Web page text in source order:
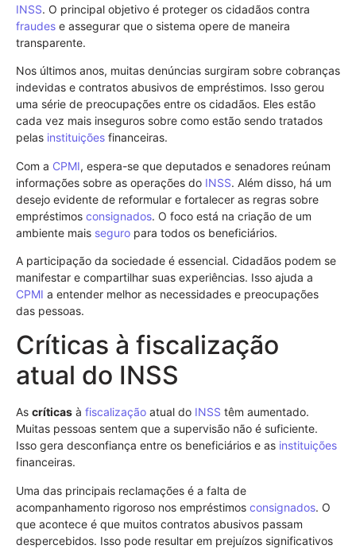
INSS. O principal objetivo é proteger os cidadãos contra
fraudes e assegurar que o sistema opere de maneira
transparente.
Nos últimos anos, muitas denúncias surgiram sobre cobranças
indevidas e contratos abusivos de empréstimos. Isso gerou
uma série de preocupações entre os cidadãos. Eles estão
cada vez mais inseguros sobre como estão sendo tratados
pelas instituições financeiras.
Com a CPMI, espera-se que deputados e senadores reúnam
informações sobre as operações do INSS. Além disso, há um
desejo evidente de reformular e fortalecer as regras sobre
empréstimos consignados. O foco está na criação de um
ambiente mais seguro para todos os beneficiários.
A participação da sociedade é essencial. Cidadãos podem se
manifestar e compartilhar suas experiências. Isso ajuda a
CPMI a entender melhor as necessidades e preocupações
das pessoas.
Críticas à fiscalização
atual do INSS
As críticas à fiscalização atual do INSS têm aumentado.
Muitas pessoas sentem que a supervisão não é suficiente.
Isso gera desconfiança entre os beneficiários e as instituições
financeiras.
Uma das principais reclamações é a falta de
acompanhamento rigoroso nos empréstimos consignados. O
que acontece é que muitos contratos abusivos passam
despercebidos. Isso pode resultar em prejuízos significativos